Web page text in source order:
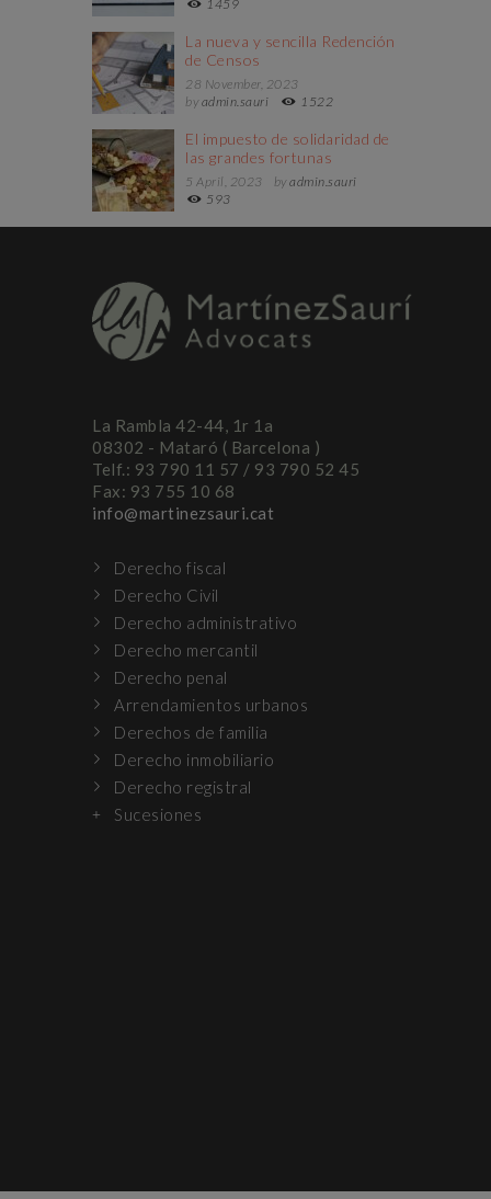
1459
La nueva y sencilla Redención
de Censos
28 November, 2023
byadmin.sauri 1522
El impuesto de solidaridad de
las grandes fortunas
5 April, 2023 byadmin.sauri
593
La Rambla 42-44, 1r 1a
08302 - Mataró ( Barcelona )
Telf.: 93 790 11 57 / 93 790 52 45
Fax: 93 755 10 68
info@martinezsauri.cat
Derecho fiscal
Derecho Civil
Derecho administrativo
Derecho mercantil
Derecho penal
Arrendamientos urbanos
Derechos de familia
Derecho inmobiliario
Derecho registral
Sucesiones